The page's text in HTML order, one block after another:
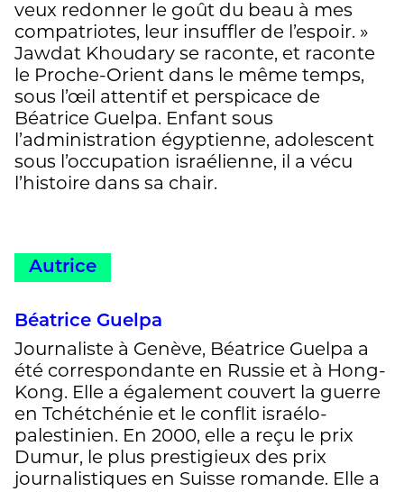
veux redonner le goût du beau à mes
compatriotes, leur insuffler de l’espoir. »
Jawdat Khoudary se raconte, et raconte
le Proche-Orient dans le même temps,
sous l’œil attentif et perspicace de
Béatrice Guelpa. Enfant sous
l’administration égyptienne, adolescent
sous l’occupation israélienne, il a vécu
l’histoire dans sa chair.
Autrice
Béatrice Guelpa
Journaliste à Genève, Béatrice Guelpa a
été correspondante en Russie et à Hong-
Kong. Elle a également couvert la guerre
en Tchétchénie et le conflit israélo-
palestinien. En 2000, elle a reçu le prix
Dumur, le plus prestigieux des prix
journalistiques en Suisse romande. Elle a